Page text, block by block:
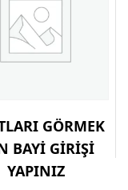
GÖRMEK
BAYİ GİRİŞİ
YAPINIZ